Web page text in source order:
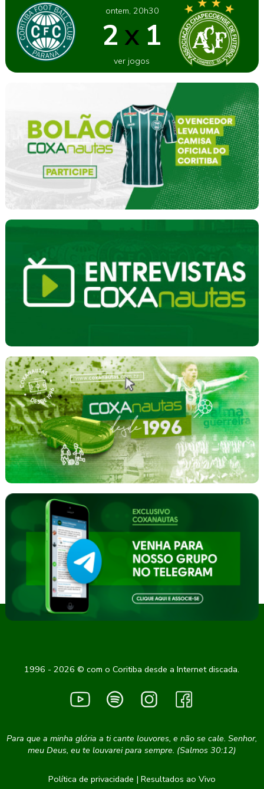
ontem, 20h30
2 X 1
ver jogos
1996 - 2026 © com o Coritiba desde a Internet discada.
Para que a minha glória a ti cante louvores, e não se cale. Senhor,
meu Deus, eu te louvarei para sempre. (Salmos 30:12)
Política de privacidade | Resultados ao Vivo